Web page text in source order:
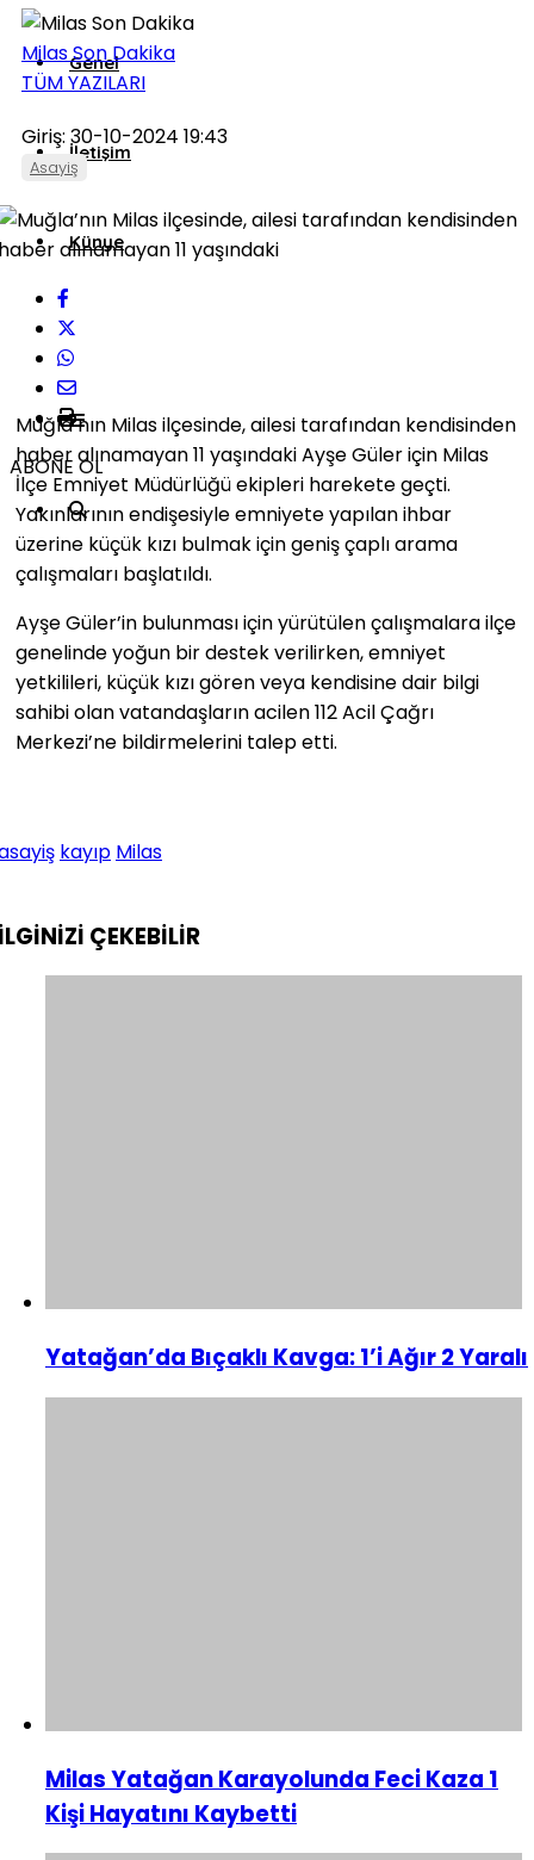
Genel
İletişim
Künye
Milas Son Dakika
TÜM YAZILARI
Giriş: 30-10-2024 19:43
Asayiş
ABONE OL
Muğla’nın Milas ilçesinde, ailesi tarafından kendisinden
haber alınamayan 11 yaşındaki Ayşe Güler için Milas
İlçe Emniyet Müdürlüğü ekipleri harekete geçti.
Yakınlarının endişesiyle emniyete yapılan ihbar
üzerine küçük kızı bulmak için geniş çaplı arama
çalışmaları başlatıldı.
Ayşe Güler’in bulunması için yürütülen çalışmalara ilçe
genelinde yoğun bir destek verilirken, emniyet
yetkilileri, küçük kızı gören veya kendisine dair bilgi
sahibi olan vatandaşların acilen 112 Acil Çağrı
Merkezi’ne bildirmelerini talep etti.
kayıp Milas
ÇEKEBİLİR
Yatağan’da Bıçaklı Kavga: 1’i Ağır 2 Yaralı
Milas Yatağan Karayolunda Feci Kaza 1
Kişi Hayatını Kaybetti